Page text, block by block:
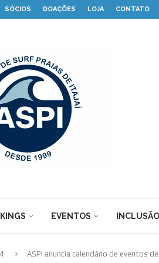
SÓCIOS DOAÇÕES LOJA CONTATO
EVENTOS
ASPI anuncia calendário de eventos